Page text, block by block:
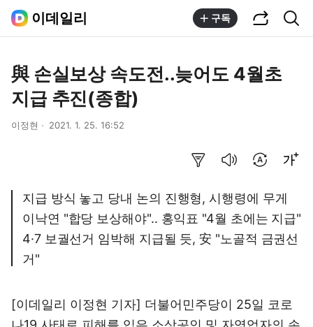
이데일리 구독
與 손실보상 속도전..늦어도 4월초
지급 추진(종합)
이정현 2021. 1. 25. 16:52
지급 방식 놓고 당내 논의 진행형, 시행령에 무게
이낙연 "합당 보상해야".. 홍익표 "4월 초에는 지급"
4·7 보궐선거 임박해 지급될 듯, 安 "노골적 금권선
거"
[이데일리 이정현 기자] 더불어민주당이 25일 코로